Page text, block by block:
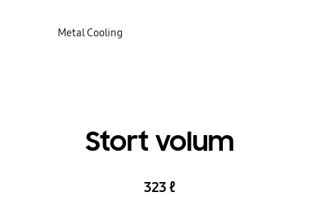
Metal Cooling
Stort volum
323 ℓ